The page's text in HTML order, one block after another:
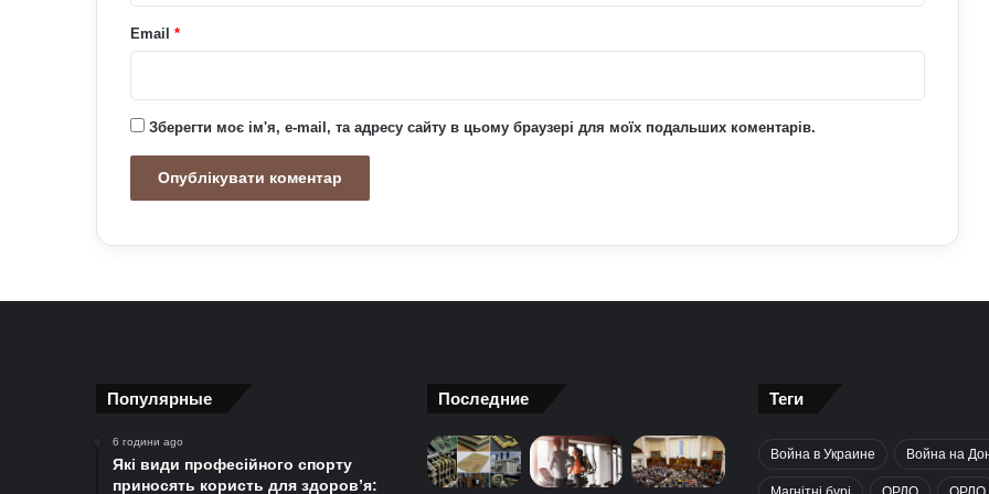
як його правильно робити і що
Email *
Зберегти моє ім'я, e-mail, та адресу сайту в цьому браузері для моїх подальших коментарів.
Популярные
6 години ago
Які види професійного спорту
приносять користь для здоров’я:
Последние Теги
Война в Украине Война на